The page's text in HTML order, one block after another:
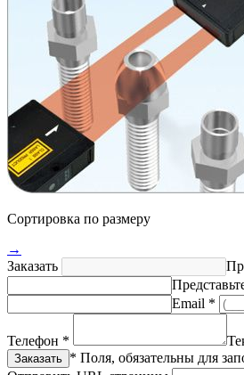
Сортировка по размеру
→
Заказать
Email *
Телефон *
* Поля, обязательны для